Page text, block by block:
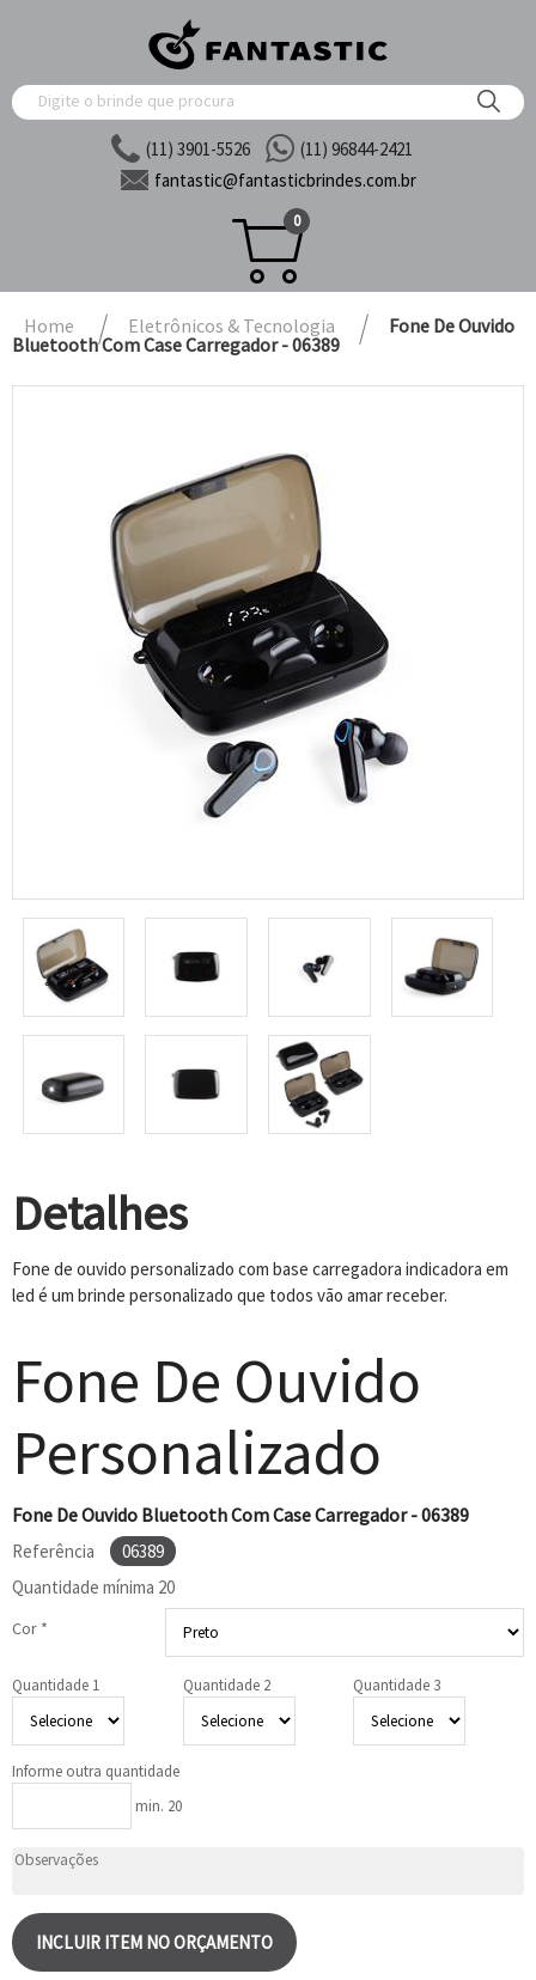
(11) 3901-5526
(11) 96844-2421
fantastic@fantasticbrindes.com.br
0
Home Eletrônicos & Tecnologia
Fone De Ouvido
Bluetooth Com Case Carregador - 06389
Detalhes
Fone de ouvido personalizado com base carregadora indicadora em
led é um brinde personalizado que todos vão amar receber.
Fone De Ouvido
Personalizado
Fone De Ouvido Bluetooth Com Case Carregador - 06389
Referência
06389
Quantidade mínima 20
Cor *
Quantidade 1 Quantidade 2 Quantidade 3
Informe outra quantidade
min. 20
INCLUIR ITEM NO ORÇAMENTO